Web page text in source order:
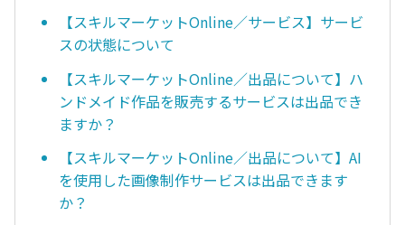
【スキルマーケットOnline／サービス】サービ
スの状態について
【スキルマーケットOnline／出品について】ハ
ンドメイド作品を販売するサービスは出品でき
ますか？
【スキルマーケットOnline／出品について】AI
を使用した画像制作サービスは出品できます
か？